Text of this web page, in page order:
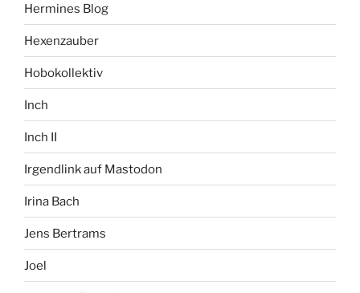
Hermines Blog
Hexenzauber
Hobokollektiv
Inch
Inch II
Irgendlink auf Mastodon
Irina Bach
Jens Bertrams
Joel